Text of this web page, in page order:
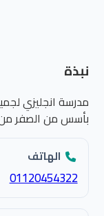
نبذة
مدرسة انجليزي
بأسس من الصفر
الهاتف
01120454322